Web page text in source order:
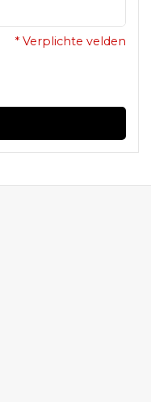
* Verplichte velden